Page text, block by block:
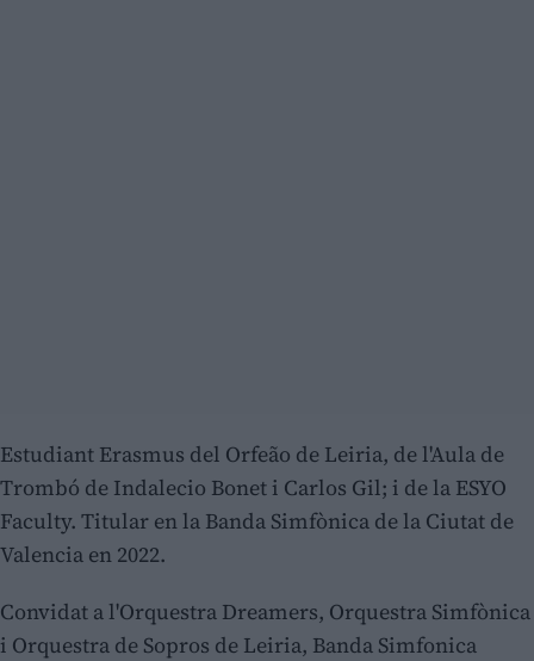
Estudiant Erasmus del Orfeão de Leiria, de l'Aula de
Trombó de Indalecio Bonet i Carlos Gil; i de la ESYO
Faculty. Titular en la Banda Simfònica de la Ciutat de
Valencia en 2022.
Convidat a l'Orquestra Dreamers, Orquestra Simfònica
i Orquestra de Sopros de Leiria, Banda Simfonica